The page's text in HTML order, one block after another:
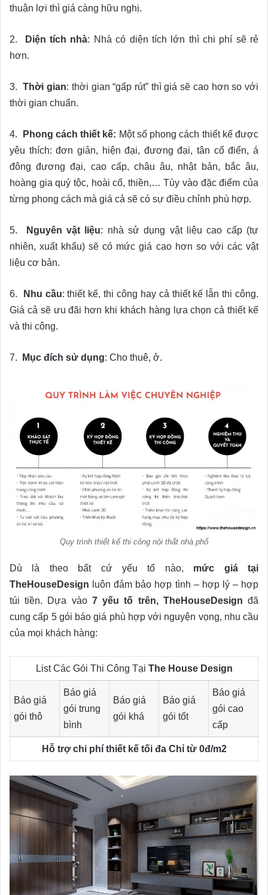
thuận lợi thì giá càng hữu nghị.
2. Diện tích nhà: Nhà có diện tích lớn thì chi phí sẽ rẻ
hơn.
3.Thời gian: thời gian “gấp rút” thì giá sẽ cao hơn so với
thời gian chuẩn.
4. Phong cách thiết kế: Một số phong cách thiết kế được
yêu thích: đơn giản, hiện đại, đương đại, tân cổ điển, á
đông đương đại, cao cấp, châu âu, nhật bản, bắc âu,
hoàng gia quý tộc, hoài cổ, thiền,… Tùy vào đặc điểm của
từng phong cách mà giá cả sẽ có sự điều chỉnh phù hợp.
5. Nguyên vật liệu: nhà sử dụng vật liệu cao cấp (tự
nhiên, xuất khẩu) sẽ có mức giá cao hơn so với các vật
liệu cơ bản.
6. Nhu cầu: thiết kế, thi công hay cả thiết kế lẫn thi công.
Giá cả sẽ ưu đãi hơn khi khách hàng lựa chọn cả thiết kế
và thi công.
7. Mục đích sử dụng: Cho thuê, ở.
Quy trình thiết kế thi công nội thất nhà phố
Dù là theo bất cứ yếu tố nào, mức giá tại
TheHouseDesign luôn đảm bảo hợp tình – hợp lý – hợp
túi tiền. Dựa vào7 yếu tố trên, TheHouseDesign đã
cung cấp 5 gói báo giá phù hợp với nguyện vọng, nhu cầu
của mọi khách hàng:
List Các Gói Thi Công Tại The House Design
Báo giá
gói thô
Báo giá
gói trung
bình
Báo giá
gói khá
Báo giá
gói tốt
Báo giá
gói cao
cấp
Hỗ trợ chi phí thiết kế tối đa Chỉ từ 0đ/m2